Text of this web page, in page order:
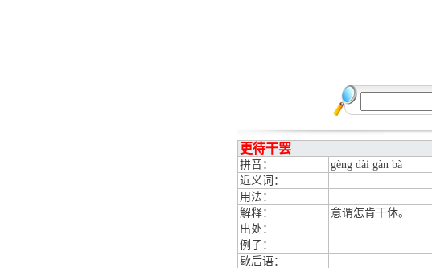
更待干罢
拼音： gèng dài gàn bà
近义词：
用法：
解释：
意谓怎肯干休。
出处：
例子：
歇后语：